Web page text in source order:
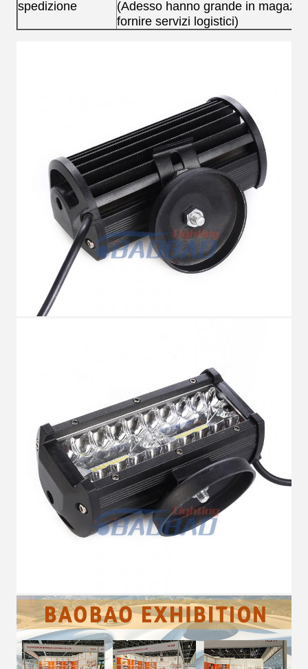
spedizione
(Adesso hanno grande in
fornire servizi logistici)